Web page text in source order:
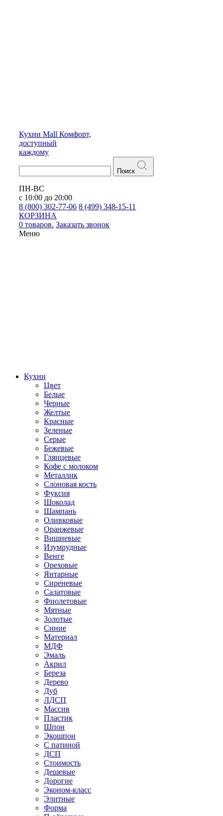
Кухни Mall Комфорт,
доступный
каждому
Поиск
ПН-ВС
с 10:00 до 20:00
8 (800) 302-77-06 8 (499) 348-15-11
КОРЗИНА
0 товаров. Заказать звонок
Меню
Кухни
Цвет
Белые
Черные
Желтые
Красные
Зеленые
Серые
Бежевые
Глянцевые
Кофе с молоком
Металлик
Слоновая кость
Фуксия
Шоколад
Шампань
Оливковые
Оранжевые
Вишневые
Изумрудные
Венге
Ореховые
Янтарные
Сиреневые
Салатовые
Фиолетовые
Мятные
Золотые
Синие
Материал
МДФ
Эмаль
Акрил
Береза
Дерево
Дуб
ЛДСП
Массив
Пластик
Шпон
Экошпон
С патиной
ДСП
Стоимость
Дешевые
Дорогие
Эконом-класс
Элитные
Форма